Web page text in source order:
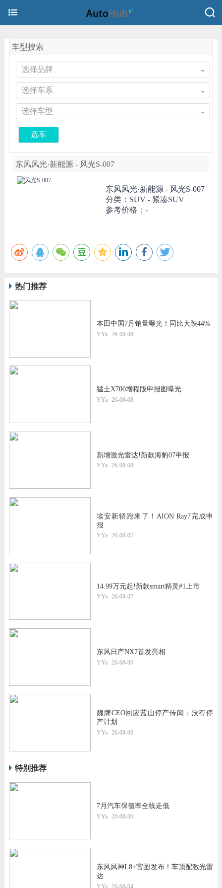
车型搜索
选择品牌
选择车系
选择车型
选车
东风风光·新能源 - 风光S-007
东风风光·新能源 - 风光S-007
分类：SUV - 紧凑SUV
参考价格：-
热门推荐
本田中国7月销量曝光！同比大跌44%
YYa 26-08-08
猛士X700增程版申报图曝光
YYa 26-08-08
新增激光雷达!新款海豹07申报
YYa 26-08-08
埃安新轿跑来了！AION Ray7完成申
报
YYa 26-08-07
14.99万元起!新款smart精灵#1上市
YYa 26-08-07
东风日产NX7首发亮相
YYa 26-08-06
魏牌CEO回应蓝山停产传闻：没有停
产计划
YYa 26-08-06
特别推荐
7月汽车保值率全线走低
YYa 26-08-06
东风风神L8+官图发布！车顶配激光雷
达
YYa 26-08-04